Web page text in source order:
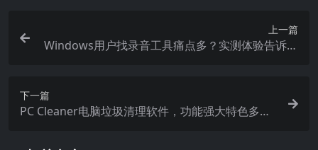
上一篇
Windows用户找录音工具痛点多？实测体验告诉你
下一篇
PC Cleaner电脑垃圾清理软件，功能强大特色多，